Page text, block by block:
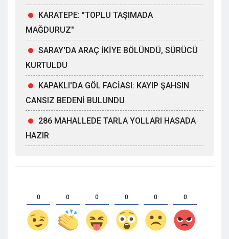
KARATEPE: "TOPLU TAŞIMADA
MAĞDURUZ"
SARAY'DA ARAÇ İKİYE BÖLÜNDÜ, SÜRÜCÜ
KURTULDU
KAPAKLI'DA GÖL FACİASI: KAYIP ŞAHSIN
CANSIZ BEDENİ BULUNDU
286 MAHALLEDE TARLA YOLLARI HASADA
HAZIR
0 0 0 0 0 0